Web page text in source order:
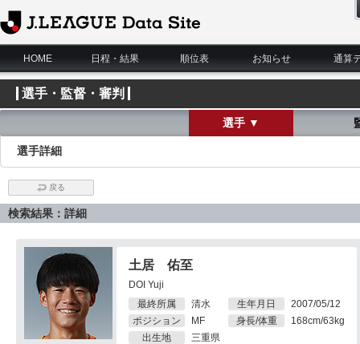
J.League Data Site
HOME
日程・結果 順位表 お知らせ 通算
選手・監督・審判
選手 ▼
選手詳細
戻る
検索結果：詳細
土居 佑至
DOI Yuji
最終所属
清水
ポジション
MF
出生地
三重県
生年月日
2007/05/12
身長/体重
168cm/63kg